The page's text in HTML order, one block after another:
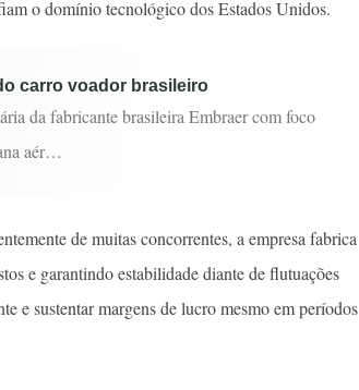
o domínio tecnológico dos Estados Unidos.
carro voador brasileiro
da fabricante brasileira Embraer com foco
aér…
de muitas concorrentes, a empresa fabrica
e garantindo estabilidade diante de flutuações
e sustentar margens de lucro mesmo em períodos